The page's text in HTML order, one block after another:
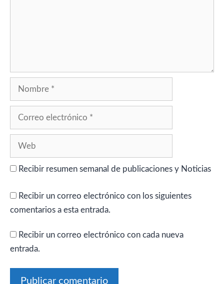
Recibir resumen semanal de publicaciones y Noticias
Recibir un correo electrónico con los siguientes
comentarios a esta entrada.
Recibir un correo electrónico con cada nueva
entrada.